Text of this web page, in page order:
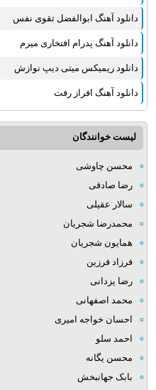
دانلود آهنگ ابوالفضل تقوی نفس
دانلود آهنگ پدرام افتخاری میرم
دانلود ریمیکس میتی دیپ نوازش
دانلود آهنگ افراز رفت
لیست خوانندگان
محسن چاوشی
رضا صادقی
سالار عقیلی
محمدرضا شجریان
همایون شجریان
فرزاد فرزین
رضا یزدانی
محمد اصفهانی
احسان خواجه امیری
احمد سلو
محسن یگانه
بابک جهانبخش